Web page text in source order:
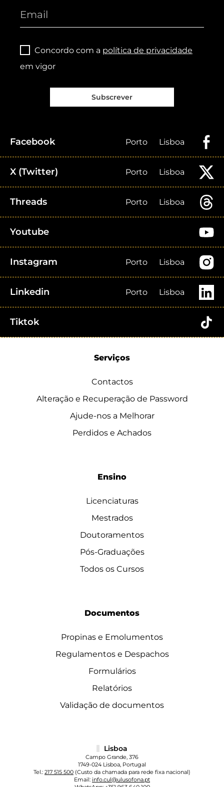
Concordo com a política de privacidade
em vigor
Subscrever
Facebook Porto Lisboa
X (Twitter) Porto Lisboa
Threads Porto Lisboa
Youtube
Instagram Porto Lisboa
Linkedin Porto Lisboa
Tiktok
Serviços
Contactos
Alteração e Recuperação de Password
Ajude-nos a Melhorar
Perdidos e Achados
Ensino
Licenciaturas
Mestrados
Doutoramentos
Pós-Graduações
Todos os Cursos
Documentos
Propinas e Emolumentos
Regulamentos e Despachos
Formulários
Relatórios
Validação de documentos
Lisboa
Campo Grande, 376
1749-024 Lisboa, Portugal
Tel.: 217 515 500 (Custo da chamada para rede fixa nacional)
Email: info.cul@ulusofona.pt